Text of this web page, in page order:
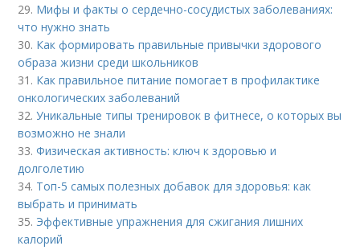
29. Мифы и факты о сердечно-сосудистых заболеваниях:
что нужно знать
30. Как формировать правильные привычки здорового
образа жизни среди школьников
31. Как правильное питание помогает в профилактике
онкологических заболеваний
32.Уникальные типы тренировок в фитнесе, о которых вы
возможно не знали
33.Физическая активность: ключ к здоровью и
долголетию
34. Топ-5 самых полезных добавок для здоровья: как
выбрать и принимать
35. Эффективные упражнения для сжигания лишних
калорий